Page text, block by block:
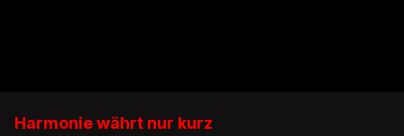
Harmonie währt nur kurz